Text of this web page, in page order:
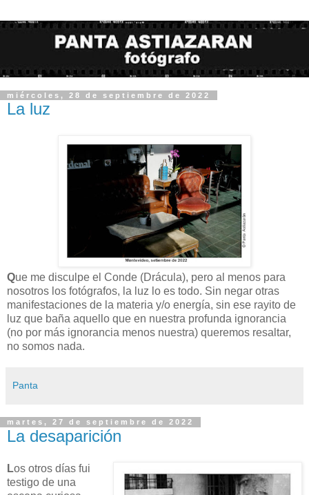
miércoles, 28 de septiembre de 2022
La luz
Que me disculpe el Conde (Drácula), pero al menos para
nosotros los fotógrafos, la luz lo es todo. Sin negar otras
manifestaciones de la materia y/o energía, sin ese rayito de
luz que baña aquello que en nuestra profunda ignorancia
(no por más ignorancia menos nuestra) queremos resaltar,
no somos nada.
Panta
martes, 27 de septiembre de 2022
La desaparición
Los otros días fui
testigo de una